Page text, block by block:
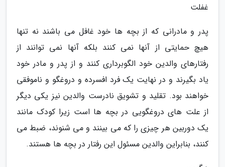
غفلت
پدر و مادرانی که از بچه ها خود غافل می باشند نه تنها
هیچ حمایتی از آنها نمی کنند بلکه آنها نمی توانند از
رفتارهای والدین خود الگوبرداری کنند و از پدر و مادر خود
یاد بگیرند و در نهایت یک فرد افسرده و دروغگو و ناموفقی
خواهند بود. تقلید و تشویق نادرست والدین نیز یکی دیگر
از علت های دروغگویی در بچه ها است زیرا کودک مانند
یک دوربین هر چیزی را که می بینند و می شنوند، ضبط می
کنند، بنابراین والدین مسئول این رفتار در بچه ها هستند.